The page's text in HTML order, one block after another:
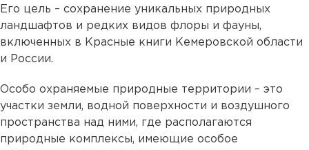
Его цель – сохранение уникальных природных
ландшафтов и редких видов флоры и фауны,
включенных в Красные книги Кемеровской области
и России.
Особо охраняемые природные территории – это
участки земли, водной поверхности и воздушного
пространства над ними, где располагаются
природные комплексы, имеющие особое